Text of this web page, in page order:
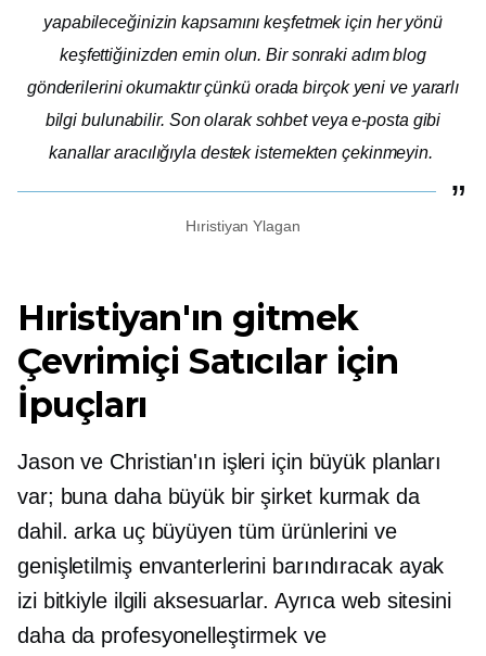
yapabileceğinizin kapsamını keşfetmek için her yönü
keşfettiğinizden emin olun. Bir sonraki adım blog
gönderilerini okumaktır çünkü orada birçok yeni ve yararlı
bilgi bulunabilir. Son olarak sohbet veya e-posta gibi
kanallar aracılığıyla destek istemekten çekinmeyin.
Hıristiyan Ylagan
Hıristiyan'ın gitmek
Çevrimiçi Satıcılar için
İpuçları
Jason ve Christian'ın işleri için büyük planları
var; buna daha büyük bir şirket kurmak da
dahil.arka uçbüyüyen tüm ürünlerini ve
genişletilmiş envanterlerini barındıracak ayak
izi bitkiyle ilgili aksesuarlar. Ayrıca web sitesini
daha da profesyonelleştirmek ve